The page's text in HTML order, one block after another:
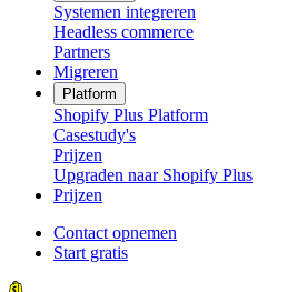
Systemen integreren
Headless commerce
Partners
Migreren
Platform
Shopify Plus Platform
Casestudy's
Prijzen
Upgraden naar Shopify Plus
Prijzen
Contact opnemen
Start gratis